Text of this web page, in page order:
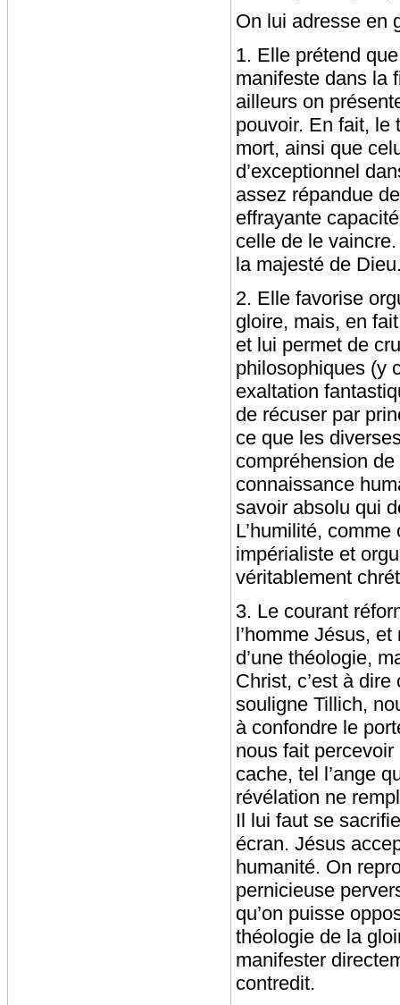
On lui adresse en
1. Elle prétend
manifeste dans la
ailleurs on
pouvoir. En fait, le
mort, ainsi que
d’exceptionnel
assez répandue
effrayante
celle de le
la majesté de
2. Elle favorise
gloire, mais, en
et lui permet de
philosophiques (y
exaltation
de récuser par
ce que les
compréhension
connaissance
savoir absolu qui
L’humilité,
impérialiste et
véritablement
3. Le courant
l’homme Jésus,
d’une théologie,
Christ, c’est à
souligne Tillich,
à confondre le
nous fait
cache, tel l’ange
révélation ne
Il lui faut se
écran. Jésus
humanité. On
pernicieuse
qu’on puisse
théologie de la
manifester
contredit.